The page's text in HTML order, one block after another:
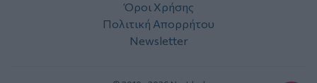
Όροι Χρήσης
Πολιτική Απορρήτου
Newsletter